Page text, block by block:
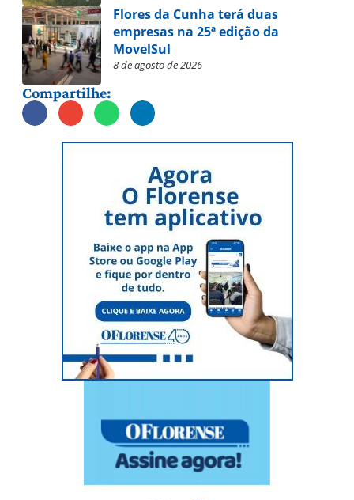
Flores da Cunha terá duas
empresas na 25ª edição da
MovelSul
8 de agosto de 2026
Compartilhe: